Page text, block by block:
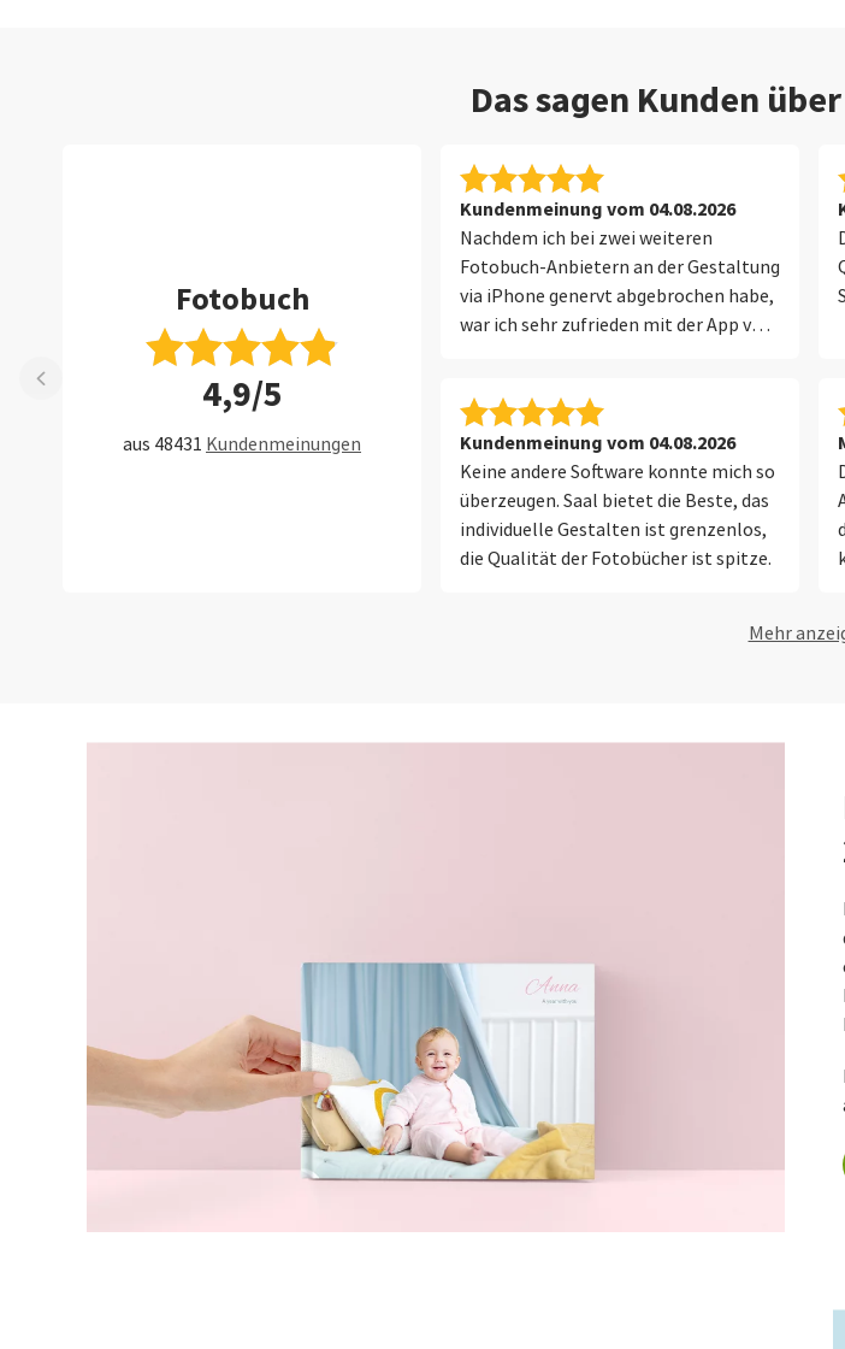
Das sagen Kunden
Fotobuch
4,9/5
aus 48431 Kundenmeinungen
Kundenmeinung vom 04.08.2026
Nachdem ich bei zwei weiteren
Fotobuch-Anbietern an der Gestaltung
via iPhone genervt abgebrochen habe,
war ich sehr zufrieden mit der App von
Kundenmeinung vom 04.08.2026
Keine andere Software konnte mich so
überzeugen. Saal bietet die Beste, das
individuelle Gestalten ist grenzenlos,
die Qualität der Fotobücher ist spitze.
Mehr